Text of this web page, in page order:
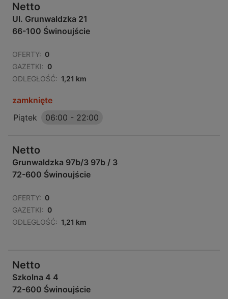
Netto
Ul. Grunwaldzka 21
66-100 Świnoujście
OFERTY: 0
GAZETKI: 0
ODLEGŁOŚĆ: 1,21 km
zamknięte
Piątek
06:00 - 22:00
Netto
Grunwaldzka 97b/3 97b / 3
72-600 Świnoujście
OFERTY: 0
GAZETKI: 0
ODLEGŁOŚĆ: 1,21 km
Netto
Szkolna 4 4
72-600 Świnoujście